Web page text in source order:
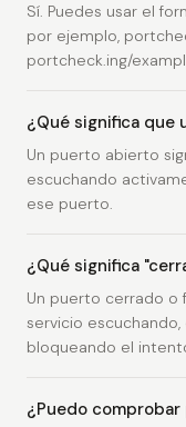
Sí. Puedes usar el
por ejemplo,
portcheck.ing/
¿Qué significa que
Un puerto abierto
escuchando
ese puerto.
¿Qué significa
Un puerto cerrado o
servicio
bloqueando el
¿Puedo comprobar